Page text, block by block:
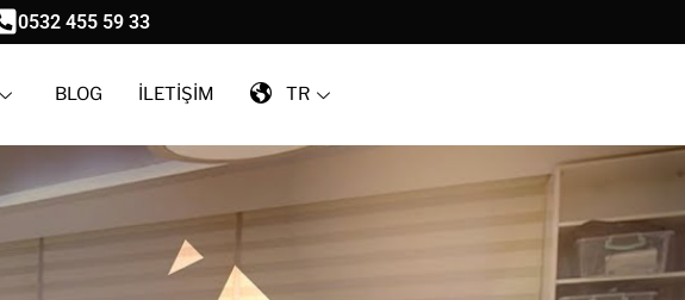
0532 455 59 33
BLOG İLETİŞİM TR